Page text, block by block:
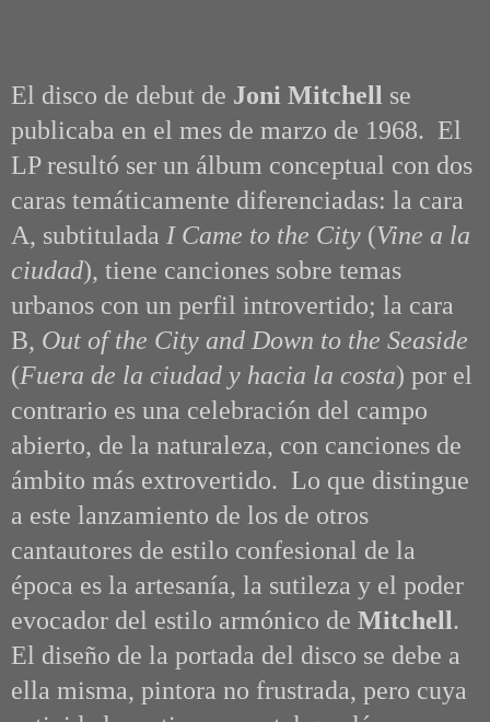
El disco de debut de Joni Mitchell se
publicaba en el mes de marzo de 1968. El
LP resultó ser un álbum conceptual con dos
caras temáticamente diferenciadas: la cara
A, subtitulada I Came to the City (Vine a la
ciudad), tiene canciones sobre temas
urbanos con un perfil introvertido; la cara
B, Out of the City and Down to the Seaside
(Fuera de la ciudad y hacia la costa) por el
contrario es una celebración del campo
abierto, de la naturaleza, con canciones de
ámbito más extrovertido. Lo que distingue
a este lanzamiento de los de otros
cantautores de estilo confesional de la
época es la artesanía, la sutileza y el poder
evocador del estilo armónico de Mitchell.
El diseño de la portada del disco se debe a
ella misma, pintora no frustrada, pero cuya